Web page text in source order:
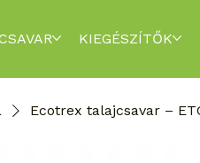
KIEGÉSZÍTŐK
Ecotrex talajcsavar –